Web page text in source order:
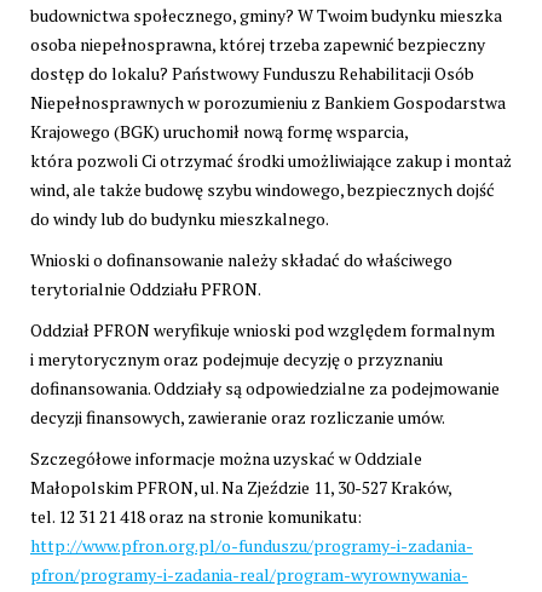
budownictwa społecznego, gminy? W Twoim budynku mieszka
osoba niepełnosprawna, której trzeba zapewnić bezpieczny
dostęp do lokalu? Państwowy Funduszu Rehabilitacji Osób
Niepełnosprawnych w porozumieniu z Bankiem Gospodarstwa
Krajowego (BGK) uruchomił nową formę wsparcia,
która pozwoli Ci otrzymać środki umożliwiające zakup i montaż
wind, ale także budowę szybu windowego, bezpiecznych dojść
do windy lub do budynku mieszkalnego.
Wnioski o dofinansowanie należy składać do właściwego
terytorialnie Oddziału PFRON.
Oddział PFRON weryfikuje wnioski pod względem formalnym
i merytorycznym oraz podejmuje decyzję o przyznaniu
dofinansowania. Oddziały są odpowiedzialne za podejmowanie
decyzji finansowych, zawieranie oraz rozliczanie umów.
Szczegółowe informacje można uzyskać w Oddziale
Małopolskim PFRON, ul. Na Zjeździe 11, 30-527 Kraków,
tel. 12 31 21 418 oraz na stronie komunikatu:
http://www.pfron.org.pl/o-funduszu/programy-i-zadania-
pfron/programy-i-zadania-real/program-wyrownywania-